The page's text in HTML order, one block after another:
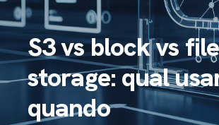
S3 vs block vs file
storage: qual
quando